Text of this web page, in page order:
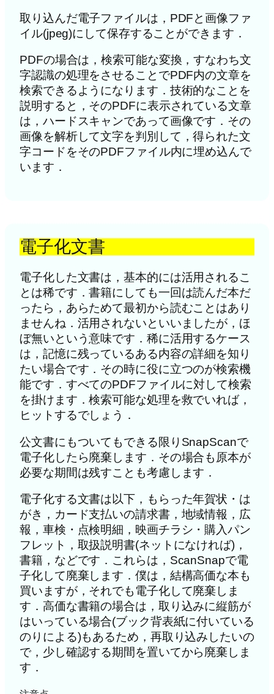
取り込んだ電子ファイルは，PDFと画像ファ
イル(jpeg)にして保存することができます．
PDFの場合は，検索可能な変換，すなわち文
字認識の処理をさせることでPDF内の文章を
検索できるようになります．技術的なことを
説明すると，そのPDFに表示されている文章
は，ハードスキャンであって画像です．その
画像を解析して文字を判別して，得られた文
字コードをそのPDFファイル内に埋め込んで
います．
電子化文書
電子化した文書は，基本的には活用されるこ
とは稀です．書籍にしても一回は読んだ本だ
ったら，あらためて最初から読むことはあり
ませんね．活用されないといいましたが，ほ
ぼ無いという意味です．稀に活用するケース
は，記憶に残っているある内容の詳細を知り
たい場合です．その時に役に立つのが検索機
能です．すべてのPDFファイルに対して検索
を掛けます．検索可能な処理を救でいれば，
ヒットするでしょう．
公文書にもついてもできる限りSnapScanで
電子化したら廃棄します．その場合も原本が
必要な期間は残すことも考慮します．
電子化する文書は以下，もらった年賀状・は
がき，カード支払いの請求書，地域情報，広
報，車検・点検明細，映画チラシ・購入パン
フレット，取扱説明書(ネットになければ)，
書籍，などです．これらは，ScanSnapで電
子化して廃棄します．僕は，結構高価な本も
買いますが，それでも電子化して廃棄しま
す．高価な書籍の場合は，取り込みに縦筋が
はいっている場合(ブック背表紙に付いている
のりによる)もあるため，再取り込みしたいの
で，少し確認する期間を置いてから廃棄しま
す．